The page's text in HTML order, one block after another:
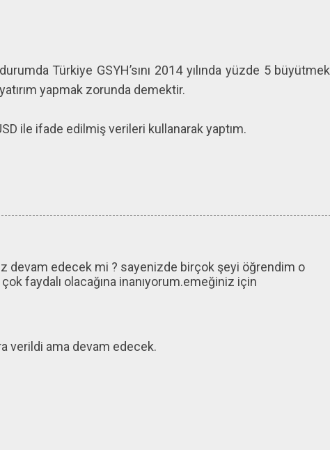
Türkiye GSYH’sını 2014 yılında yüzde 5 büyütmek
yapmak zorunda demektir.
ile ifade edilmiş verileri kullanarak yaptım.
devam edecek mi ? sayenizde birçok şeyi öğrendim o
faydalı olacağına inanıyorum.emeğiniz için
verildi ama devam edecek.